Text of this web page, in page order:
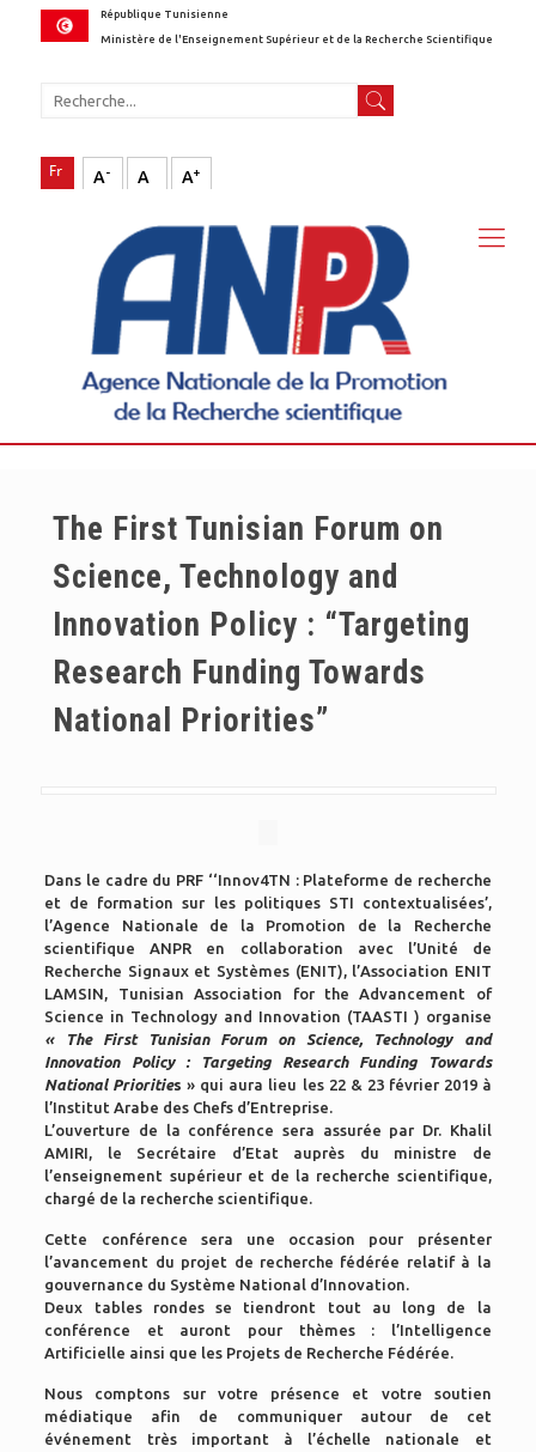
République Tunisienne
Ministère de l'Enseignement Supérieur et de la Recherche Scientifique
A- A A+
The First Tunisian Forum on
Science, Technology and
Innovation Policy : “Targeting
Research Funding Towards
National Priorities”
Dans le cadre du PRF ‘‘Innov4TN : Plateforme de recherche
et de formation sur les politiques STI contextualisées’,
l’Agence Nationale de la Promotion de la Recherche
scientifique ANPR en collaboration avec l’Unité de
Recherche Signaux et Systèmes (ENIT), l’Association ENIT
LAMSIN, Tunisian Association for the Advancement of
Science in Technology and Innovation (TAASTI ) organise
« The First Tunisian Forum on Science, Technology and
Innovation Policy : Targeting Research Funding Towards
National Priorities » qui aura lieu les 22 & 23 février 2019 à
l’Institut Arabe des Chefs d’Entreprise.
L’ouverture de la conférence sera assurée par Dr. Khalil
AMIRI, le Secrétaire d’Etat auprès du ministre de
l’enseignement supérieur et de la recherche scientifique,
chargé de la recherche scientifique.
Cette conférence sera une occasion pour présenter
l’avancement du projet de recherche fédérée relatif à la
gouvernance du Système National d’Innovation.
Deux tables rondes se tiendront tout au long de la
conférence et auront pour thèmes : l’Intelligence
Artificielle ainsi que les Projets de Recherche Fédérée.
Nous comptons sur votre présence et votre soutien
médiatique afin de communiquer autour de cet
événement très important à l’échelle nationale et